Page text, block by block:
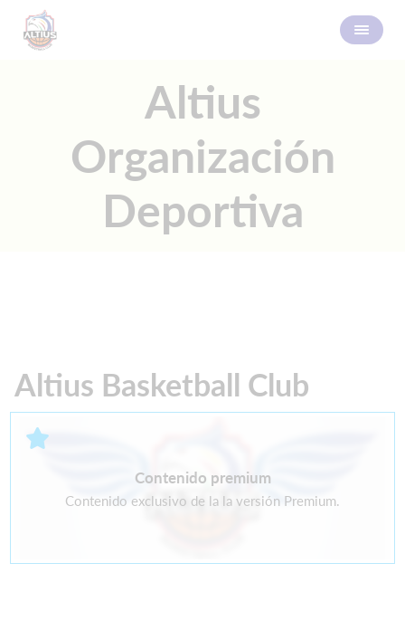
Altius
Organización
Deportiva
Altius Basketball Club
Contenido premium
Contenido exclusivo de la la versión Premium.